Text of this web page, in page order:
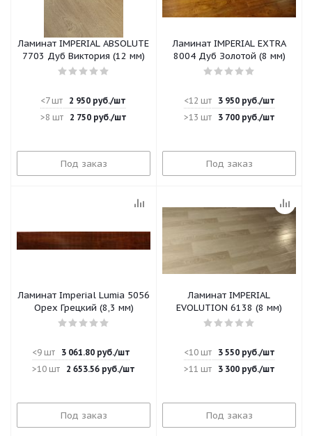
Ламинат IMPERIAL ABSOLUTE
7703 Дуб Виктория (12 мм)
<7 шт 2 950 руб./шт
>8 шт
2 750 руб./шт
Под заказ
Ламинат IMPERIAL EXTRA
8004 Дуб Золотой (8 мм)
<12 шт 3 950руб./шт
>13 шт
3 700руб./шт
Под заказ
Ламинат Imperial Lumia 5056
Орех Грецкий (8,3 мм)
<9 шт 3 061.80 руб./шт
>10 шт
2 653.56 руб./шт
Под заказ
Ламинат IMPERIAL
EVOLUTION 6138 (8 мм)
<10 шт 3 550руб./шт
>11 шт
3 300руб./шт
Под заказ